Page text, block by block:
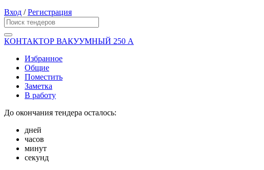
Вход /Регистрация
КОНТАКТОР ВАКУУМНЫЙ 250 А
Избранное
Общие
Поместить
Заметка
В работу
До окончания тендера осталось:
дней
часов
минут
секунд